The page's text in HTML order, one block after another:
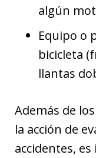
algún
Equipo o
bicicleta
llantas
Además de
la acción de
accidentes,